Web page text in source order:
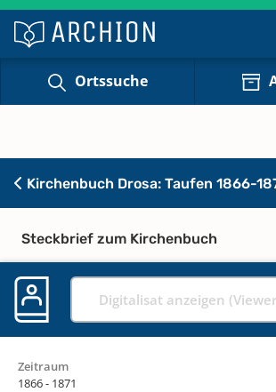
Ortssuche
Kirchenbuch Drosa: Taufen 1866-
Steckbrief zum Kirchenbuch
Digitalisat anzeigen
Zeitraum
1866 - 1871